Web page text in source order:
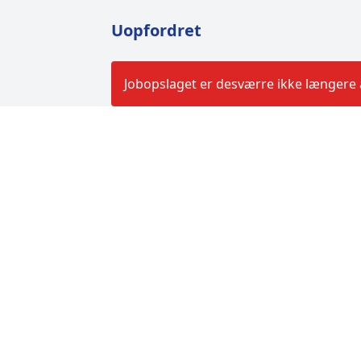
Uopfordret
Jobopslaget er desværre ikke længere